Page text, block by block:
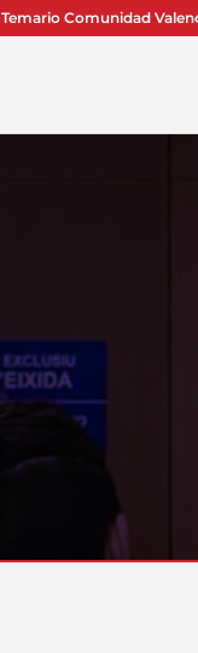
Temario Comunidad